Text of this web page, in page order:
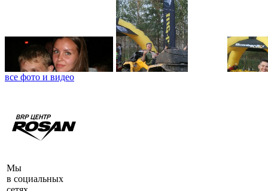
все фото и видео
Мы
в социальных